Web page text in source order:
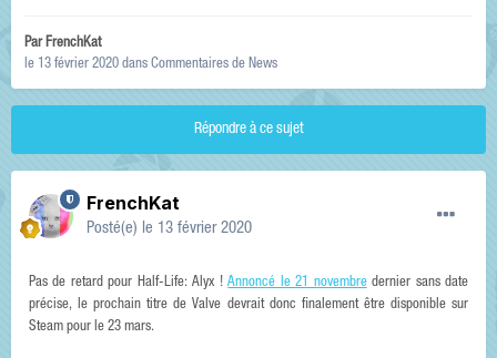
ParFrenchKat
le 13 février 2020 dans Commentaires de News
Répondre à ce sujet
FrenchKat
Posté(e) le 13 février 2020
Pas de retard pour Half-Life: Alyx !Annoncé le 21 novembredernier sans date
précise, le prochain titre de Valve devrait donc finalement être disponible sur
Steam pour le 23 mars.